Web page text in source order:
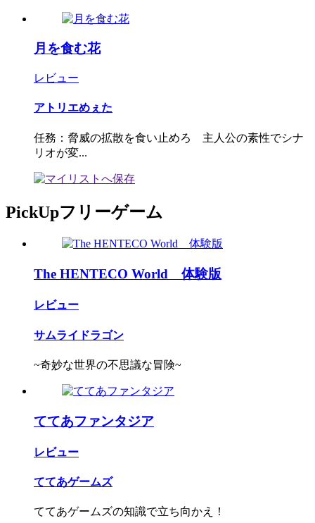
月を食む花
レビュー
アトリエめぇた
任務：脅威の拡散を食い止めろ 主人公の素性でシナ
リオが変...
PickUpフリーゲーム
The HENTECO World 体験版
レビュー
サムライドラゴン
~奇妙な世界の不思議な冒険~
ててあファンタジア
レビュー
ててあゲームズ
ててあゲームズの知識で立ち向かえ！